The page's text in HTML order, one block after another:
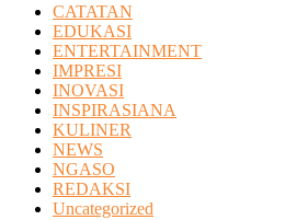
CATATAN
EDUKASI
ENTERTAINMENT
IMPRESI
INOVASI
INSPIRASIANA
KULINER
NEWS
NGASO
REDAKSI
Uncategorized